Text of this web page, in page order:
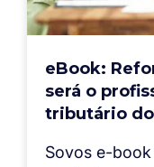
eBook:
será o
tributário do
Sovos e-